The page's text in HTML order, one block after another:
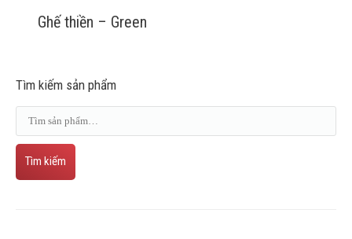
Ghế thiền – Green
Tìm kiếm sản phẩm
Tìm kiếm